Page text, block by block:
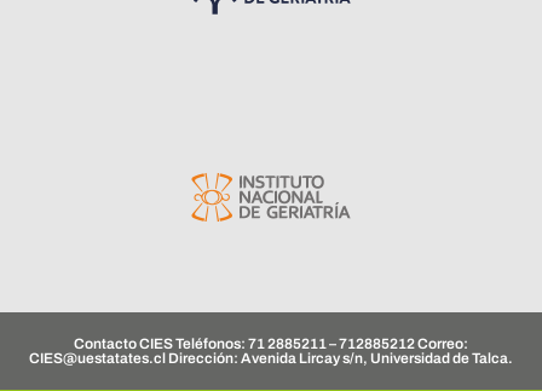
Contacto CIES Teléfonos: 71 2885211 – 712885212 Correo:
CIES@uestatates.cl Dirección: Avenida Lircay s/n, Universidad de Talca.